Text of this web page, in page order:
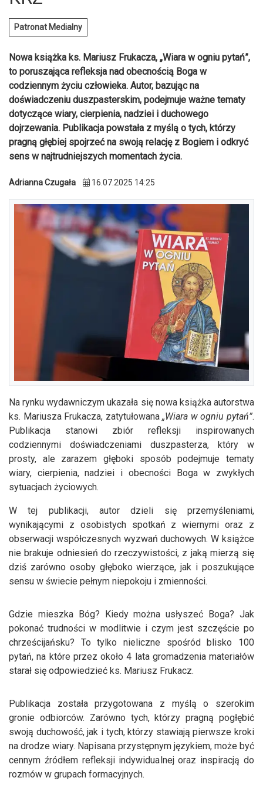
Patronat Medialny
Nowa książka ks. Mariusz Frukacza, „Wiara w ogniu pytań”,
to poruszająca refleksja nad obecnością Boga w
codziennym życiu człowieka. Autor, bazując na
doświadczeniu duszpasterskim, podejmuje ważne tematy
dotyczące wiary, cierpienia, nadziei i duchowego
dojrzewania. Publikacja powstała z myślą o tych, którzy
pragną głębiej spojrzeć na swoją relację z Bogiem i odkryć
sens w najtrudniejszych momentach życia.
Adrianna Czugała 16.07.2025 14:25
Na rynku wydawniczym ukazała się nowa książka autorstwa
ks. Mariusza Frukacza, zatytułowana„Wiara w ogniu pytań”.
Publikacja stanowi zbiór refleksji inspirowanych
codziennymi doświadczeniami duszpasterza, który w
prosty, ale zarazem głęboki sposób podejmuje tematy
wiary, cierpienia, nadziei i obecności Boga w zwykłych
sytuacjach życiowych.
W tej publikacji, autor dzieli się przemyśleniami,
wynikającymi z osobistych spotkań z wiernymi oraz z
obserwacji współczesnych wyzwań duchowych. W książce
nie brakuje odniesień do rzeczywistości, z jaką mierzą się
dziś zarówno osoby głęboko wierzące, jak i poszukujące
sensu w świecie pełnym niepokoju i zmienności.
Gdzie mieszka Bóg? Kiedy można usłyszeć Boga? Jak
pokonać trudności w modlitwie i czym jest szczęście po
chrześcijańsku? To tylko nieliczne spośród blisko 100
pytań, na które przez około 4 lata gromadzenia materiałów
starał się odpowiedzieć ks. Mariusz Frukacz.
Publikacja została przygotowana z myślą o szerokim
gronie odbiorców. Zarówno tych, którzy pragną pogłębić
swoją duchowość, jak i tych, którzy stawiają pierwsze kroki
na drodze wiary. Napisana przystępnym językiem, może być
cennym źródłem refleksji indywidualnej oraz inspiracją do
rozmów w grupach formacyjnych.